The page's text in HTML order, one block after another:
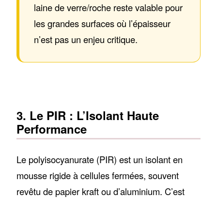
laine de verre/roche reste valable pour
les grandes surfaces où l’épaisseur
n’est pas un enjeu critique.
3. Le PIR : L’Isolant Haute
Performance
Le polyisocyanurate (PIR) est un isolant en
mousse rigide à cellules fermées, souvent
revêtu de papier kraft ou d’aluminium. C’est